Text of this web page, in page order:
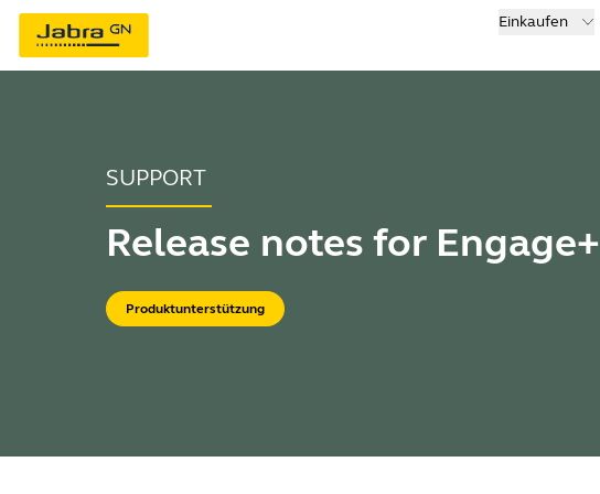
Einkaufen
SUPPORT
Release notes for Engage+
Produktunterstützung